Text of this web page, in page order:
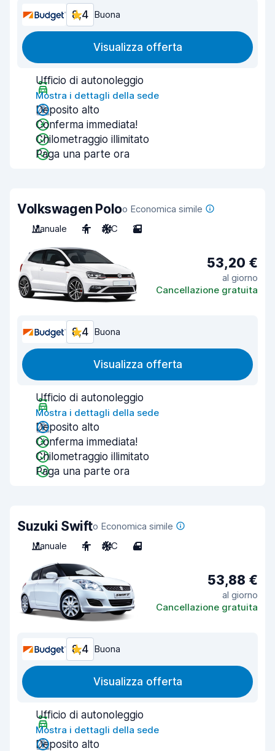
8,4 Buona
Visualizza offerta
Ufficio di autonoleggio
Mostra i dettagli della sede
Deposito alto
Conferma immediata!
Chilometraggio illimitato
Paga una parte ora
Volkswagen Poloo Economica simile
Manuale
4 A/C 2
53,20 €
al giorno
Cancellazione gratuita
8,4 Buona
Visualizza offerta
Ufficio di autonoleggio
Mostra i dettagli della sede
Deposito alto
Conferma immediata!
Chilometraggio illimitato
Paga una parte ora
Suzuki Swifto Economica simile
Manuale
4 A/C 4
53,88 €
al giorno
Cancellazione gratuita
8,4 Buona
Visualizza offerta
Ufficio di autonoleggio
Mostra i dettagli della sede
Deposito alto